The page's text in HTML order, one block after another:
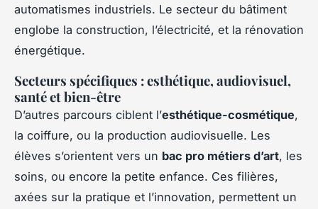
automatismes industriels. Le secteur du bâtiment
englobe la construction, l’électricité, et la rénovation
énergétique.
Secteurs spécifiques : esthétique, audiovisuel,
santé et bien-être
D’autres parcours ciblent l’esthétique-cosmétique,
la coiffure, ou la production audiovisuelle. Les
élèves s’orientent vers un bac pro métiers d’art, les
soins, ou encore la petite enfance. Ces filières,
axées sur la pratique et l’innovation, permettent un